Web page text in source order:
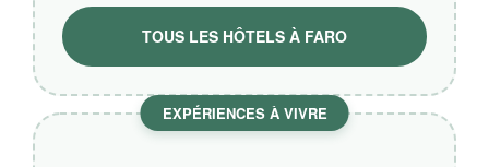
TOUS LES HÔTELS À FARO
EXPÉRIENCES À VIVRE